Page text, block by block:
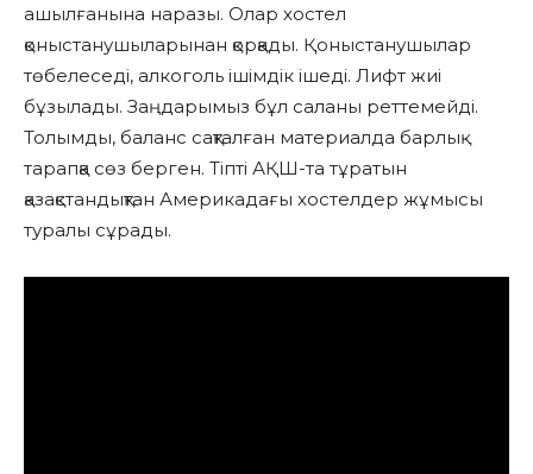
ашылғанына наразы. Олар хостел
қоныстанушыларынан қорқады. Қоныстанушылар
төбелеседі, алкоголь ішімдік ішеді. Лифт жиі
бұзылады. Заңдарымыз бұл саланы реттемейді.
Толымды, баланс сақталған материалда барлық
тарапқа сөз берген. Тіпті АҚШ-та тұратын
қазақстандықтан Америкадағы хостелдер жұмысы
туралы сұрады.